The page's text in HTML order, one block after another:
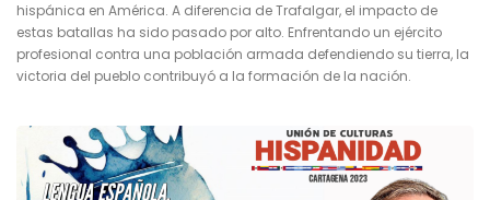
hispánica en América. A diferencia de Trafalgar, el impacto de
estas batallas ha sido pasado por alto. Enfrentando un ejército
profesional contra una población armada defendiendo su tierra, la
victoria del pueblo contribuyó a la formación de la nación.